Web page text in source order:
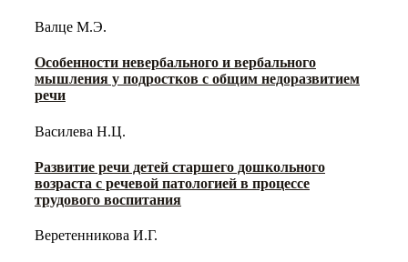
Валце М.Э.
Особенности невербального и вербального
мышления у подростков с общим недоразвитием
речи
Василева Н.Ц.
Развитие речи детей старшего дошкольного
возраста с речевой патологией в процессе
трудового воспитания
Веретенникова И.Г.